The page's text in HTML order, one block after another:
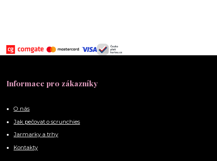
Informace pro zákazníky
O nás
Jak pečovat o scrunchies
Jarmarky a trhy
Kontakty